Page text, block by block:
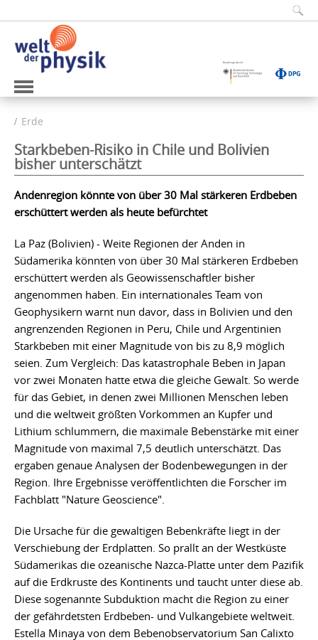
Erde
Starkbeben-Risiko in Chile und Bolivien
bisher unterschätzt
Andenregion könnte von über 30 Mal stärkeren Erdbeben
erschüttert werden als heute befürchtet
La Paz (Bolivien) - Weite Regionen der Anden in
Südamerika könnten von über 30 Mal stärkeren Erdbeben
erschüttert werden als Geowissenschaftler bisher
angenommen haben. Ein internationales Team von
Geophysikern warnt nun davor, dass in Bolivien und den
angrenzenden Regionen in Peru, Chile und Argentinien
Starkbeben mit einer Magnitude von bis zu 8,9 möglich
seien. Zum Vergleich: Das katastrophale Beben in Japan
vor zwei Monaten hatte etwa die gleiche Gewalt. So werde
für das Gebiet, in denen zwei Millionen Menschen leben
und die weltweit größten Vorkommen an Kupfer und
Lithium schlummern, die maximale Bebenstärke mit einer
Magnitude von maximal 7,5 deutlich unterschätzt. Das
ergaben genaue Analysen der Bodenbewegungen in der
Region. Ihre Ergebnisse veröffentlichten die Forscher im
Fachblatt "Nature Geoscience".
Die Ursache für die gewaltigen Bebenkräfte liegt in der
Verschiebung der Erdplatten. So prallt an der Westküste
Südamerikas die ozeanische Nazca-Platte unter dem Pazifik
auf die Erdkruste des Kontinents und taucht unter diese ab.
Diese sogenannte Subduktion macht die Region zu einer
der gefährdetsten Erdbeben- und Vulkangebiete weltweit.
Estella Minaya von dem Bebenobservatorium San Calixto